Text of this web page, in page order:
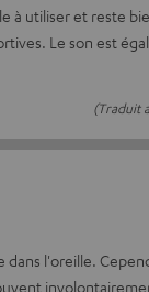
à utiliser et reste
Le son est
(Traduit
dans l'oreille.